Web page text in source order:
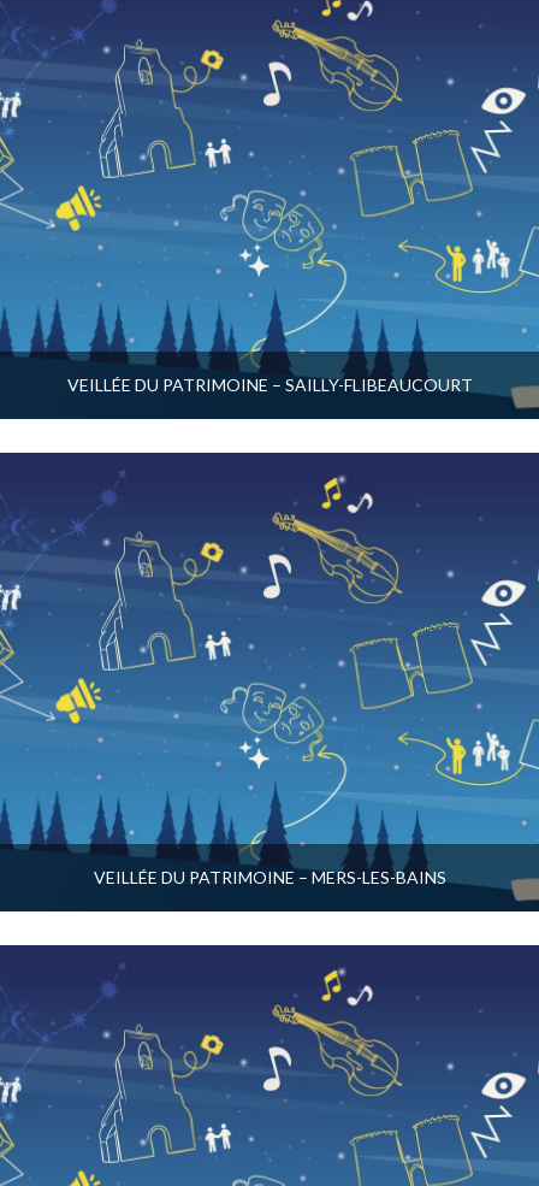
VEILLÉE DU PATRIMOINE – SAILLY-FLIBEAUCOURT
VEILLÉE DU PATRIMOINE – MERS-LES-BAINS